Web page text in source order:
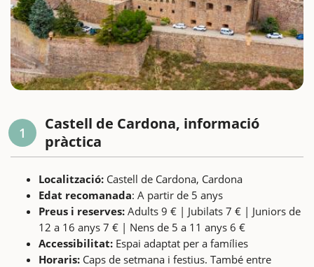
1
Castell de Cardona, informació
pràctica
Localització: Castell de Cardona, Cardona
Edat recomanada: A partir de 5 anys
Preus i reserves: Adults 9 € | Jubilats 7 € | Juniors de
12 a 16 anys 7 € | Nens de 5 a 11 anys 6 €
Accessibilitat: Espai adaptat per a famílies
Horaris: Caps de setmana i festius. També entre